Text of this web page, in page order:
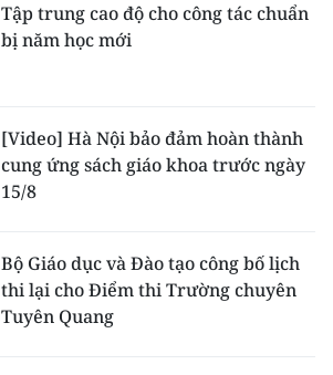
Tập trung cao độ cho công tác chuẩn
bị năm học mới
[Video] Hà Nội bảo đảm hoàn thành
cung ứng sách giáo khoa trước ngày
15/8
Bộ Giáo dục và Đào tạo công bố lịch
thi lại cho Điểm thi Trường chuyên
Tuyên Quang